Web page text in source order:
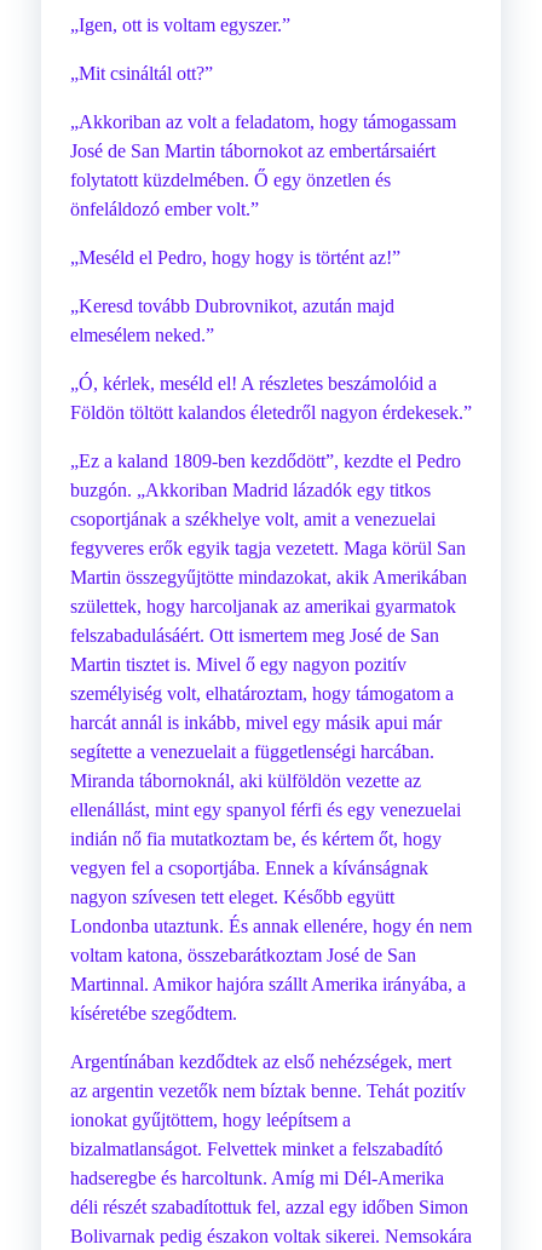
„Igen, ott is voltam egyszer.”
„Mit csináltál ott?”
„Akkoriban az volt a feladatom, hogy támogassam
José de San Martin tábornokot az embertársaiért
folytatott küzdelmében. Ő egy önzetlen és
önfeláldozó ember volt.”
„Meséld el Pedro, hogy hogy is történt az!”
„Keresd tovább Dubrovnikot, azután majd
elmesélem neked.”
„Ó, kérlek, meséld el! A részletes beszámolóid a
Földön töltött kalandos életedről nagyon érdekesek.”
„Ez a kaland 1809-ben kezdődött”, kezdte el Pedro
buzgón. „Akkoriban Madrid lázadók egy titkos
csoportjának a székhelye volt, amit a venezuelai
fegyveres erők egyik tagja vezetett. Maga körül San
Martin összegyűjtötte mindazokat, akik Amerikában
születtek, hogy harcoljanak az amerikai gyarmatok
felszabadulásáért. Ott ismertem meg José de San
Martin tisztet is. Mivel ő egy nagyon pozitív
személyiség volt, elhatároztam, hogy támogatom a
harcát annál is inkább, mivel egy másik apui már
segítette a venezuelait a függetlenségi harcában.
Miranda tábornoknál, aki külföldön vezette az
ellenállást, mint egy spanyol férfi és egy venezuelai
indián nő fia mutatkoztam be, és kértem őt, hogy
vegyen fel a csoportjába. Ennek a kívánságnak
nagyon szívesen tett eleget. Később együtt
Londonba utaztunk. És annak ellenére, hogy én nem
voltam katona, összebarátkoztam José de San
Martinnal. Amikor hajóra szállt Amerika irányába, a
kíséretébe szegődtem.
Argentínában kezdődtek az első nehézségek, mert
az argentin vezetők nem bíztak benne. Tehát pozitív
ionokat gyűjtöttem, hogy leépítsem a
bizalmatlanságot. Felvettek minket a felszabadító
hadseregbe és harcoltunk. Amíg mi Dél-Amerika
déli részét szabadítottuk fel, azzal egy időben Simon
Bolivarnak pedig északon voltak sikerei. Nemsokára